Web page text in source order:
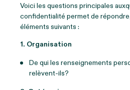
Voici les questions principales
confidentialité permet de
éléments suivants :
1. Organisation
De qui les renseignements
relèvent-ils?